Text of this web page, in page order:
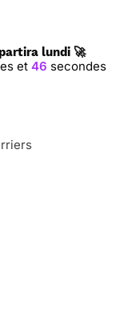
lundi 🚀
et45 secondes